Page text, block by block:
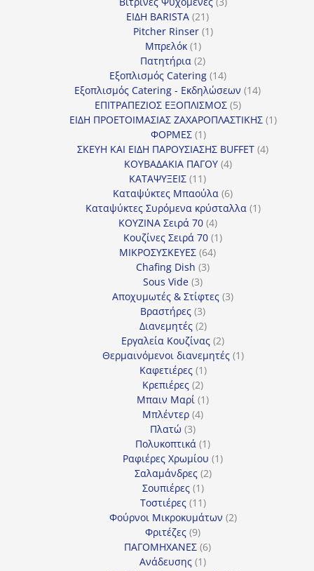
ΕΙΔΗ BARISTA 2121
προϊόντα
Pitcher Rinser 11
Μπρελόκ 11
προϊόν
Πατητήρια 22
προϊόντα
Εξοπλισμός Catering 1414
προϊόντα
Εξοπλισμός Catering - Εκδηλώσεων 1414
ΕΠΙΤΡΑΠΕΖΙΟΣ ΕΞΟΠΛΙΣΜΟΣ 55
προϊόντα
ΕΙΔΗ ΠΡΟΕΤΟΙΜΑΣΙΑΣ ΖΑΧΑΡΟΠΛΑΣΤΙΚΗΣ 11
ΦΟΡΜΕΣ 11
προϊόν
ΣΚΕΥΗ ΚΑΙ ΕΙΔΗ ΠΑΡΟΥΣΙΑΣΗΣ BUFFET 44
ΚΟΥΒΑΔΑΚΙΑ ΠΑΓΟΥ 44
ΚΑΤΑΨΥΞΕΙΣ 1111
προϊόντα
Καταψύκτες Μπαούλα 66
προϊόντα
Καταψύκτες Συρόμενα κρύσταλλα 11
ΚΟΥΖΙΝΑ Σειρά 70 44
προϊόντα
Κουζίνες Σειρά 70 11
ΜΙΚΡΟΣΥΣΚΕΥΕΣ 6464
Chafing Dish 33
Sous Vide 33
προϊόντα
Αποχυμωτές & Στίφτες 33
Βραστήρες 33
προϊόντα
Διανεμητές 22
προϊόντα
Εργαλεία Κουζίνας 22
προϊόντα
Θερμαινόμενοι διανεμητές 11
Καφετιέρες 11
προϊόν
Κρεπιέρες 22
προϊόντα
Μπαιν Μαρί 11
Μπλέντερ 44
Πλατώ 33
προϊόντα
Πολυκοπτικά 11
προϊόν
Ραφιέρες Χρωμίου 11
Σαλαμάνδρες 22
Σουπιέρες 11
προϊόν
Τοστιέρες 1111
προϊόντα
Φούρνοι Μικροκυμάτων 22
Φριτέζες 99
προϊόντα
ΠΑΓΟΜΗΧΑΝΕΣ 66
Ανάδευσης 11